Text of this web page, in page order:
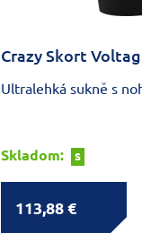
Crazy Skort
Ultralehká sukně s
Skladom: S
113,88 €